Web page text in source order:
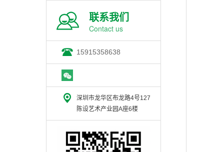
联系我们
Contact us
15915358638
深圳市龙华区布龙路4号127
陈设艺术产业园A座6楼